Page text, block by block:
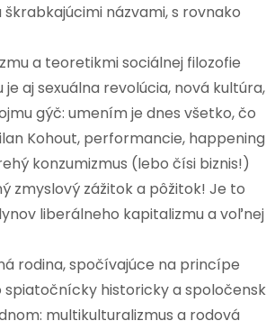
názvami, s rovnako
a teoretikmi sociálnej filozofie
aj sexuálna revolúcia, nová kultúra,
gýč: umením je dnes všetko, čo
Kohout, performancie,
konzumizmus (lebo čísi biznis!)
zmyslový zážitok a pôžitok! Je to
liberálneho kapitalizmu a voľnej
rodina, spočívajúce na princípe
spiatočnícky historicky a
multikulturalizmus a rodová